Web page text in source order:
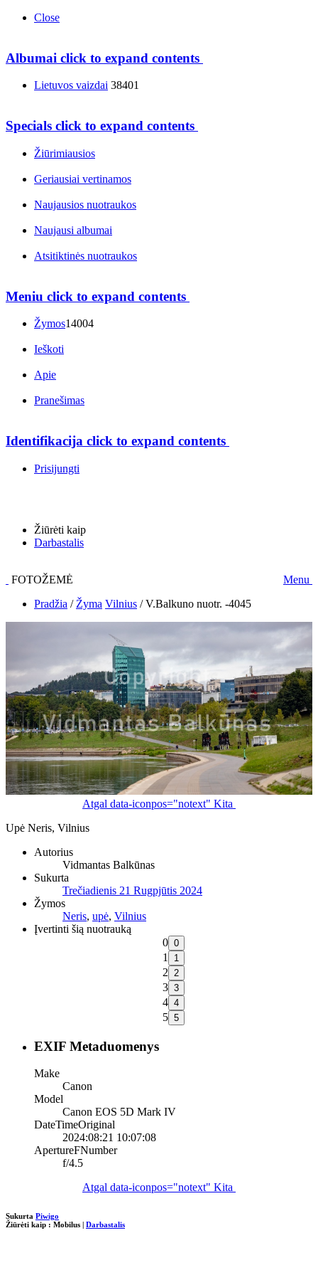
Close
Albumai click to expand contents
Lietuvos vaizdai 38401
Specials click to expand contents
Žiūrimiausios
Geriausiai vertinamos
Naujausios nuotraukos
Naujausi albumai
Atsitiktinės nuotraukos
Meniu click to expand contents
Žymos14004
Ieškoti
Apie
Pranešimas
Identifikacija click to expand contents
Prisijungti
Žiūrėti kaip
Darbastalis
FOTOŽEMĖ
Menu
Pradžia / Žyma Vilnius /V.Balkuno nuotr. -4045
Atgal data-iconpos="notext" Kita
Upė Neris, Vilnius
Autorius
Vidmantas Balkūnas
Sukurta
Trečiadienis 21 Rugpjūtis 2024
Žymos
Neris, upė, Vilnius
Įvertinti šią nuotrauką
0
1
2
3
4
5
EXIF Metaduomenys
Make
Canon
Model
Canon EOS 5D Mark IV
DateTimeOriginal
2024:08:21 10:07:08
ApertureFNumber
f/4.5
Atgal data-iconpos="notext" Kita
Sukurta Piwigo
Žiūrėti kaip : Mobilus Darbastalis